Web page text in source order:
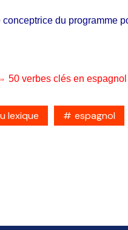
conceptrice du programme
50 verbes clés en
lexique espagnol